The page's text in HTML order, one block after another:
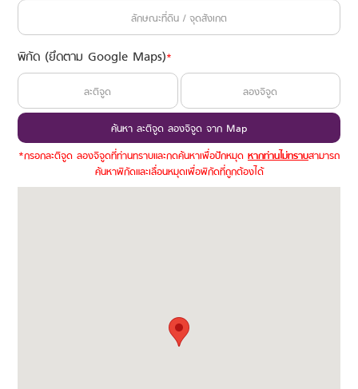
พิกัด (ยึดตาม Google Maps)*
ค้นหา ละติจูด ลองจิจูด จาก Map
*กรอกละติจูด ลองจิจูดที่ท่านทราบและกดค้นหาเพื่อปักหมุด หากท่านไม่ทราบสามารถ
ค้นหาพิกัดและเลื่อนหมุดเพื่อพิกัดที่ถูกต้องได้